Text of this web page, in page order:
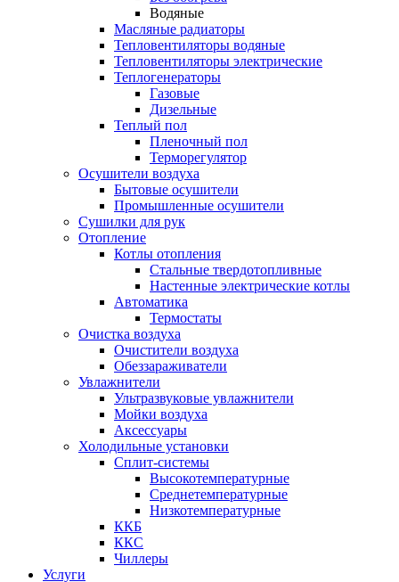
Водяные
Масляные радиаторы
Тепловентиляторы водяные
Тепловентиляторы электрические
Теплогенераторы
Газовые
Дизельные
Теплый пол
Пленочный пол
Терморегулятор
Осушители воздуха
Бытовые осушители
Промышленные осушители
Сушилки для рук
Отопление
Котлы отопления
Стальные твердотопливные
Настенные электрические котлы
Автоматика
Термостаты
Очистка воздуха
Очистители воздуха
Обеззараживатели
Увлажнители
Ультразвуковые увлажнители
Мойки воздуха
Аксессуары
Холодильные установки
Сплит-системы
Высокотемпературные
Среднетемпературные
Низкотемпературные
ККБ
ККС
Чиллеры
Услуги